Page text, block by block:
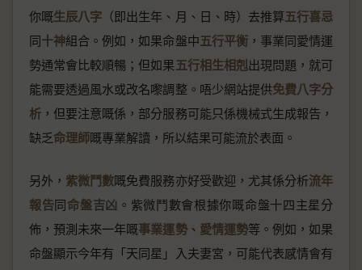
你嘅生辰八字 （即出生年、月、日、時）去推算五行喜忌
同十神組合。例如，如果命盤中五行平衡，事業同愛情運
勢通常會比較順暢；但如果 五行相生相剋出現問題，就可
能需要透過風水或改名嚟調整。唔少網站提供免費八字分
析 ，但要注意嘅係，部分服務可能只係機械式生成報告，
缺乏命理師嘅專業解讀，所以結果可能流於表面。
另外， 紫微鬥數嘅免費服務亦好受歡迎，尤其係分析流年
報告同 命盤吉凶 。紫微鬥數會根據你嘅命盤十四主星分
佈，預測未來一年嘅事業運勢、 愛情運勢等。例如，如果
命盤顯示今年有「天同星」入夫妻宮，可能代表感情會有